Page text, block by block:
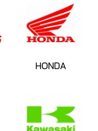
HONDA